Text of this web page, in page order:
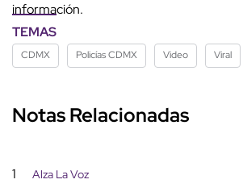
información.
TEMAS
CDMX Policías CDMX Video Viral
Notas Relacionadas
1 Alza La Voz